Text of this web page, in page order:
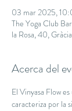
03 mar 2025,
The Yoga Club
la Rosa, 40,
Acerca del
El Vinyasa Flow
caracteriza por la